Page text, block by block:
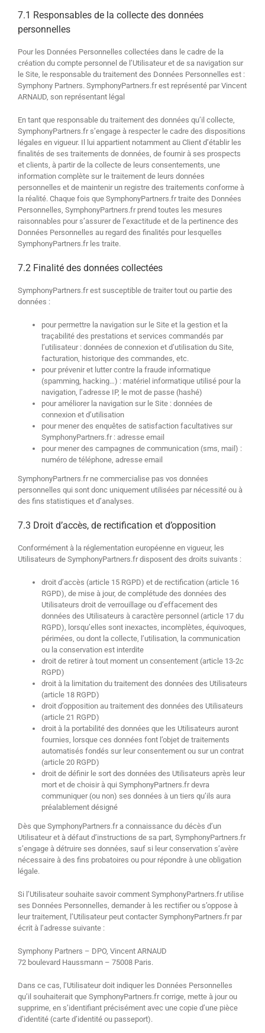
7.1 Responsables de la collecte des données
personnelles
Pour les Données Personnelles collectées dans le cadre de la
création du compte personnel de l’Utilisateur et de sa navigation sur
le Site, le responsable du traitement des Données Personnelles est :
Symphony Partners. SymphonyPartners.fr est représenté par Vincent
ARNAUD, son représentant légal
En tant que responsable du traitement des données qu’il collecte,
SymphonyPartners.fr s’engage à respecter le cadre des dispositions
légales en vigueur. Il lui appartient notamment au Client d’établir les
finalités de ses traitements de données, de fournir à ses prospects
et clients, à partir de la collecte de leurs consentements, une
information complète sur le traitement de leurs données
personnelles et de maintenir un registre des traitements conforme à
la réalité. Chaque fois que SymphonyPartners.fr traite des Données
Personnelles, SymphonyPartners.fr prend toutes les mesures
raisonnables pour s’assurer de l’exactitude et de la pertinence des
Données Personnelles au regard des finalités pour lesquelles
SymphonyPartners.fr les traite.
7.2 Finalité des données collectées
SymphonyPartners.fr est susceptible de traiter tout ou partie des
données :
pour permettre la navigation sur le Site et la gestion et la
traçabilité des prestations et services commandés par
l’utilisateur : données de connexion et d’utilisation du Site,
facturation, historique des commandes, etc.
pour prévenir et lutter contre la fraude informatique
(spamming, hacking…) : matériel informatique utilisé pour la
navigation, l’adresse IP, le mot de passe (hashé)
pour améliorer la navigation sur le Site : données de
connexion et d’utilisation
pour mener des enquêtes de satisfaction facultatives sur
SymphonyPartners.fr : adresse email
pour mener des campagnes de communication (sms, mail) :
numéro de téléphone, adresse email
SymphonyPartners.fr ne commercialise pas vos données
personnelles qui sont donc uniquement utilisées par nécessité ou à
des fins statistiques et d’analyses.
7.3 Droit d’accès, de rectification et d’opposition
Conformément à la réglementation européenne en vigueur, les
Utilisateurs de SymphonyPartners.fr disposent des droits suivants :
droit d’accès (article 15 RGPD) et de rectification (article 16
RGPD), de mise à jour, de complétude des données des
Utilisateurs droit de verrouillage ou d’effacement des
données des Utilisateurs à caractère personnel (article 17 du
RGPD), lorsqu’elles sont inexactes, incomplètes, équivoques,
périmées, ou dont la collecte, l’utilisation, la communication
ou la conservation est interdite
droit de retirer à tout moment un consentement (article 13-2c
RGPD)
droit à la limitation du traitement des données des Utilisateurs
(article 18 RGPD)
droit d’opposition au traitement des données des Utilisateurs
(article 21 RGPD)
droit à la portabilité des données que les Utilisateurs auront
fournies, lorsque ces données font l’objet de traitements
automatisés fondés sur leur consentement ou sur un contrat
(article 20 RGPD)
droit de définir le sort des données des Utilisateurs après leur
mort et de choisir à qui SymphonyPartners.fr devra
communiquer (ou non) ses données à un tiers qu’ils aura
préalablement désigné
Dès que SymphonyPartners.fr a connaissance du décès d’un
Utilisateur et à défaut d’instructions de sa part, SymphonyPartners.fr
s’engage à détruire ses données, sauf si leur conservation s’avère
nécessaire à des fins probatoires ou pour répondre à une obligation
légale.
Si l’Utilisateur souhaite savoir comment SymphonyPartners.fr utilise
ses Données Personnelles, demander à les rectifier ou s’oppose à
leur traitement, l’Utilisateur peut contacter SymphonyPartners.fr par
écrit à l’adresse suivante :
Symphony Partners – DPO, Vincent ARNAUD
72 boulevard Haussmann – 75008 Paris.
Dans ce cas, l’Utilisateur doit indiquer les Données Personnelles
qu’il souhaiterait que SymphonyPartners.fr corrige, mette à jour ou
supprime, en s’identifiant précisément avec une copie d’une pièce
d’identité (carte d’identité ou passeport).